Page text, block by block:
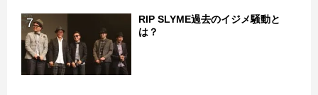
7
RIP SLYME過去のイジメ騒動と
は？